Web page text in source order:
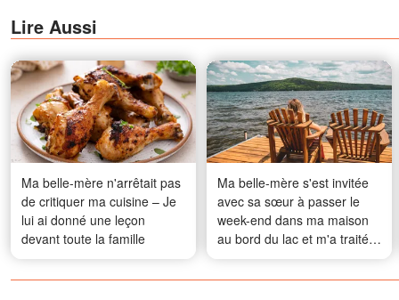
Lire Aussi
Ma belle-mère n'arrêtait pas
de critiquer ma cuisine – Je
lui ai donné une leçon
devant toute la famille
Ma belle-mère s'est invitée
avec sa sœur à passer le
week-end dans ma maison
au bord du lac et m'a traitée
comme une domestique
parce que « les personnes